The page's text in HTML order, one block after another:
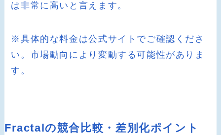
は非常に高いと言えます。
※具体的な料金は公式サイトでご確認くださ
い。市場動向により変動する可能性がありま
す。
Fractalの競合比較・差別化ポイント